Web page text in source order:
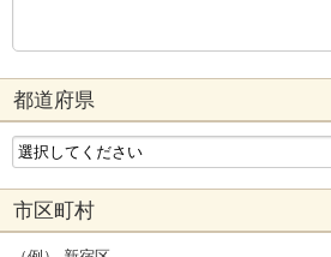
都道府県
市区町村